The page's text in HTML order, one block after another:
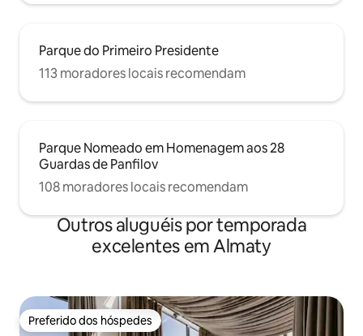
Parque do Primeiro Presidente
113 moradores locais recomendam
Parque Nomeado em Homenagem aos 28
Guardas de Panfilov
108 moradores locais recomendam
Outros aluguéis por temporada
excelentes em Almaty
Preferido dos hóspedes
Preferido dos hóspedes